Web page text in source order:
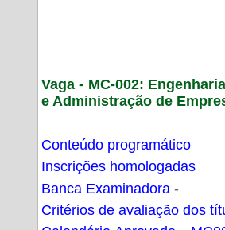
Vaga - MC-002:
e Administração de
Conteúdo programático
Inscrições homologadas
Banca Examinadora
Critérios de avaliação dos